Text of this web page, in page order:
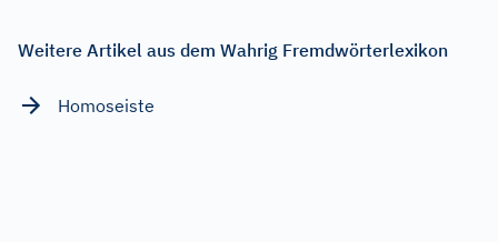
Weitere Artikel aus dem Wahrig Fremdwörterlexikon
Homoseiste